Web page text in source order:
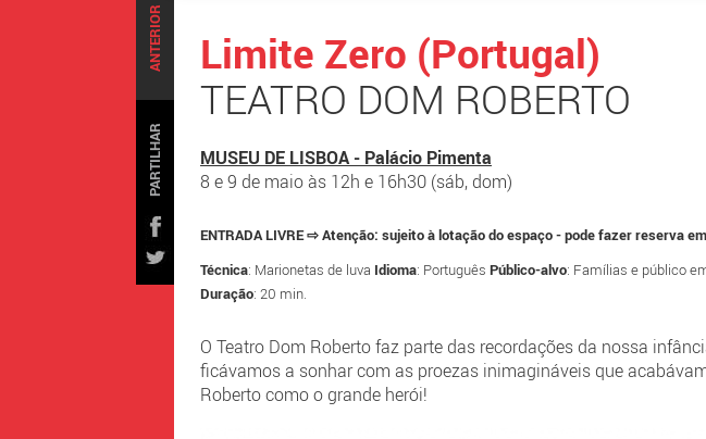
ANTERIOR
PARTILHAR
Limite Zero (Portugal)
TEATRO DOM ROBERTO
MUSEU DE LISBOA - Palácio Pimenta
8 e 9 de maio às 12h e 16h30 (sáb, dom)
ENTRADA LIVRE ⇨ Atenção: sujeito à lotação do espaço - pode fazer reserva em
Técnica: Marionetas de luva Idioma: Português Público-alvo: Famílias e público
Duração: 20 min.
O Teatro Dom Roberto faz parte das recordações da nossa
ficávamos a sonhar com as proezas inimagináveis que
Roberto como o grande herói!